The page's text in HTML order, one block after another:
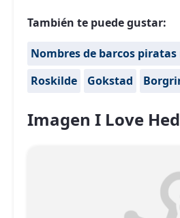
También te puede gustar:
Nombres de barcos
Roskilde
Gokstad
Imagen I Love